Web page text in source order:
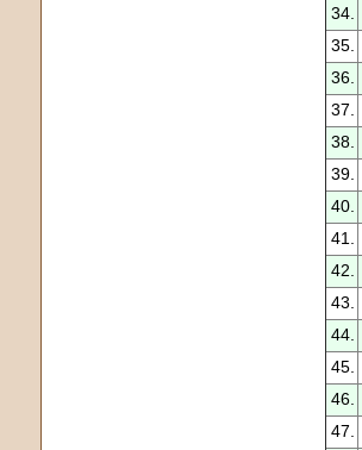
34.
35.
36.
37.
38.
39.
40.
41.
42.
43.
44.
45.
46.
47.